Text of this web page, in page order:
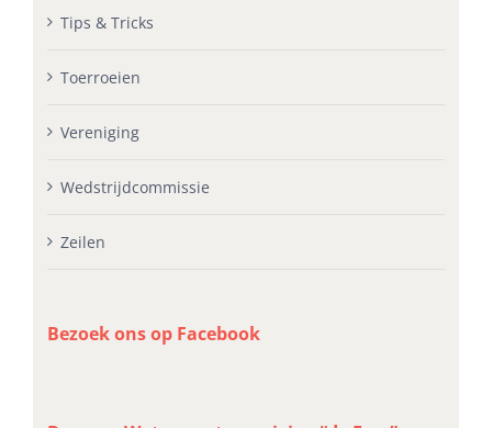
Tips & Tricks
Toerroeien
Vereniging
Wedstrijdcommissie
Zeilen
Bezoek ons op Facebook